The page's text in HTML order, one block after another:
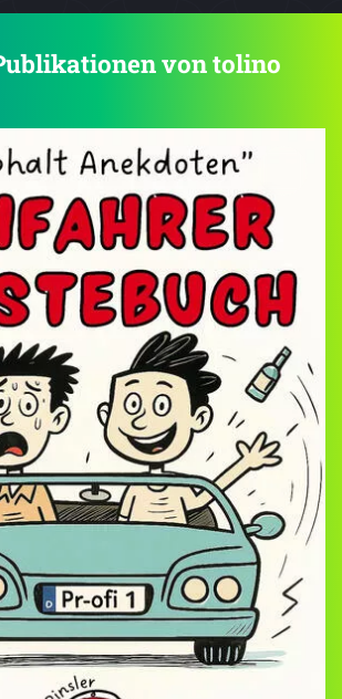
von tolino